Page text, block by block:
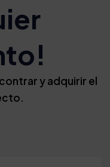
y adquirir el